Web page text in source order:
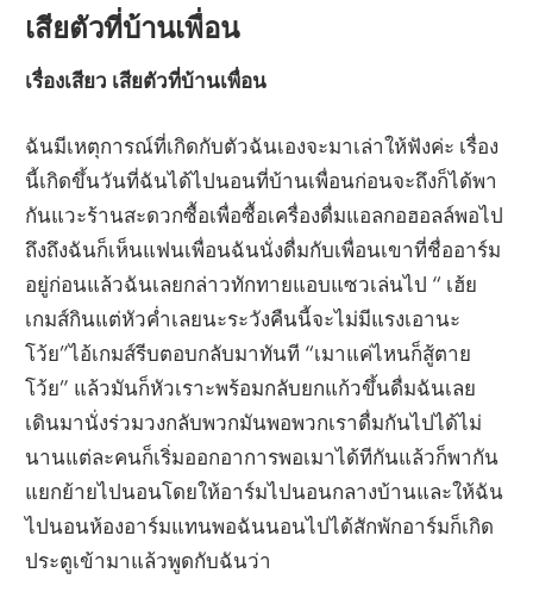
เสียตัวที่บ้านเพื่อน
เรื่องเสียว เสียตัวที่บ้านเพื่อน
ฉันมีเหตุการณ์ที่เกิดกับตัวฉันเองจะมาเล่าให้ฟังค่ะ เรื่อง
นี้เกิดขึ้นวันที่ฉันได้ไปนอนที่บ้านเพื่อนก่อนจะถึงก็ได้พา
กันแวะร้านสะดวกซื้อเพื่อซื้อเครื่องดื่มแอลกอฮอลล์พอไป
ถึงถึงฉันก็เห็นแฟนเพื่อนฉันนั่งดื่มกับเพื่อนเขาที่ชื่ออาร์ม
อยู่ก่อนแล้วฉันเลยกล่าวทักทายแอบแซวเล่นไป “ เฮ้ย
เกมส์กินแต่หัวค่ำเลยนะระวังคืนนี้จะไม่มีแรงเอานะ
โว้ย”ไอ้เกมส์รีบตอบกลับมาทันที “เมาแค่ไหนก็สู้ตาย
โว้ย” แล้วมันก็หัวเราะพร้อมกลับยกแก้วขึ้นดื่มฉันเลย
เดินมานั่งร่วมวงกลับพวกมันพอพวกเราดื่มกันไปได้ไม่
นานแต่ละคนก็เริ่มออกอาการพอเมาได้ทีกันแล้วก็พากัน
แยกย้ายไปนอนโดยให้อาร์มไปนอนกลางบ้านและให้ฉัน
ไปนอนห้องอาร์มแทนพอฉันนอนไปได้สักพักอาร์มก็เกิด
ประตูเข้ามาแล้วพูดกับฉันว่า